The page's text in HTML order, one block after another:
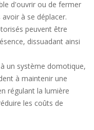
d'ouvrir ou de fermer
à se déplacer.
peuvent être
dissuadant ainsi
un système domotique,
à maintenir une
régulant la lumière
les coûts de